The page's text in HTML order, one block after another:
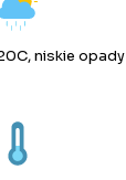
niskie opady